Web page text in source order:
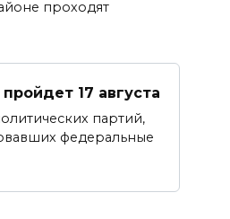
проходят
17 августа
партий,
федеральные